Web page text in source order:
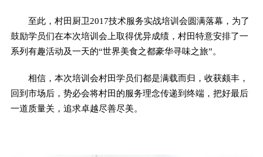
至此，村田厨卫2017技术服务实战培训会圆满落幕，为了
鼓励学员们在本次培训会上取得优异成绩，村田特意安排了一
系列有趣活动及一天的“世界美食之都豪华寻味之旅”。
相信，本次培训会村田学员们都是满载而归，收获颇丰，
回到市场后，势必会将村田的服务理念传递到终端，把好最后
一道质量关，追求卓越尽善尽美。